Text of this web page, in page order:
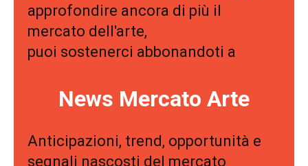
approfondire ancora di più il
mercato dell'arte,
puoi sostenerci abbonandoti a
News Mercato Arte
Anticipazioni, trend, opportunità e
segnali nascosti del mercato